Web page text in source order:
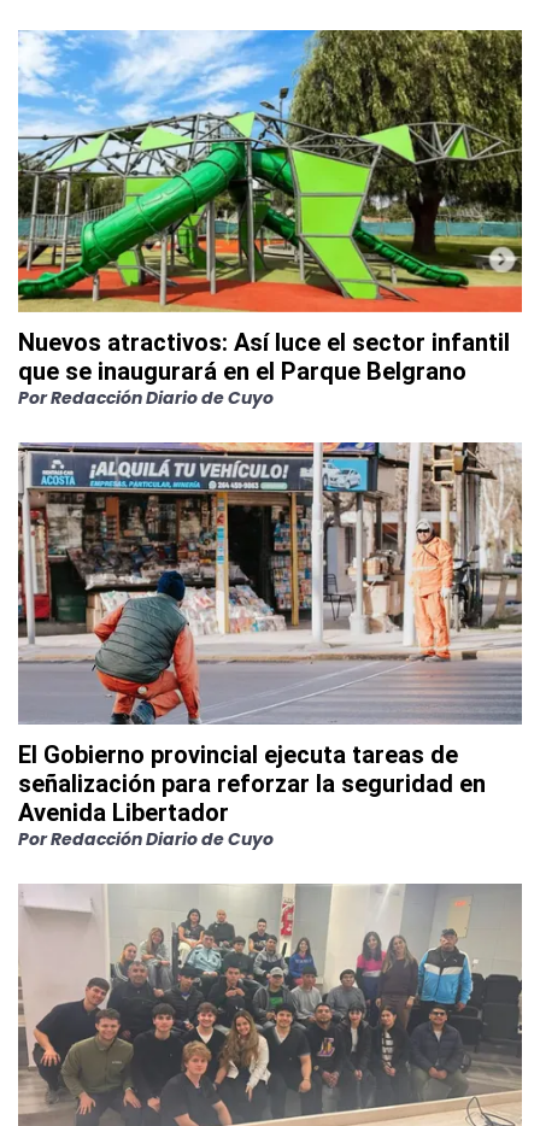
Nuevos atractivos: Así luce el sector infantil
que se inaugurará en el Parque Belgrano
PorRedacción Diario de Cuyo
El Gobierno provincial ejecuta tareas de
señalización para reforzar la seguridad en
Avenida Libertador
PorRedacción Diario de Cuyo